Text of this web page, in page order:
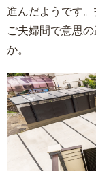
進んだようです
ご夫婦間で意思
か。